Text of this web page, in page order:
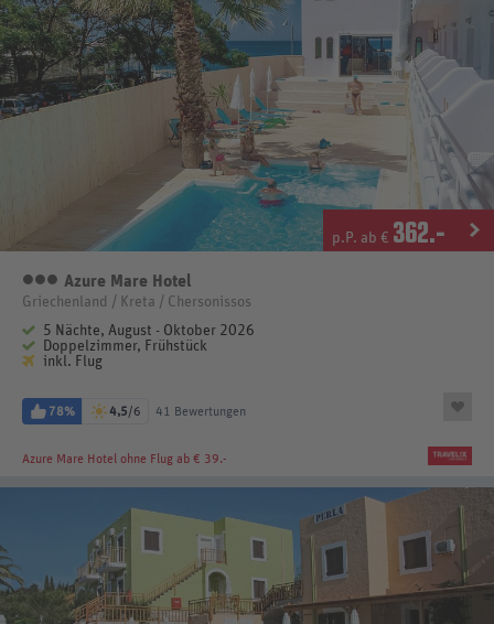
p.P. ab € 362.-
3 Sterne
Azure Mare Hotel
Griechenland / Kreta / Chersonissos
5 Nächte, August - Oktober 2026
Doppelzimmer, Frühstück
inkl. Flug
78% 4,5/6 41 Bewertungen
Azure Mare Hotel ohne Flug ab € 39.-